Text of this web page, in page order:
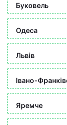
Буковель
Одеса
Львів
Івано-
Яремче